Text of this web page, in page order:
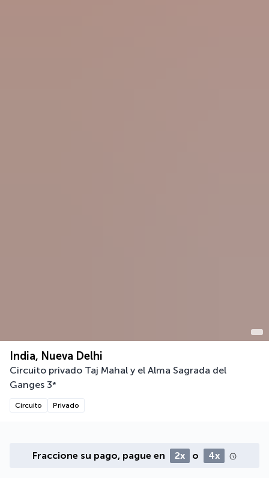
India, Nueva Delhi
Circuito privado Taj Mahal y el Alma Sagrada del
Ganges 3*
Circuito Privado
Fraccione su pago, pague en 2x o 4x